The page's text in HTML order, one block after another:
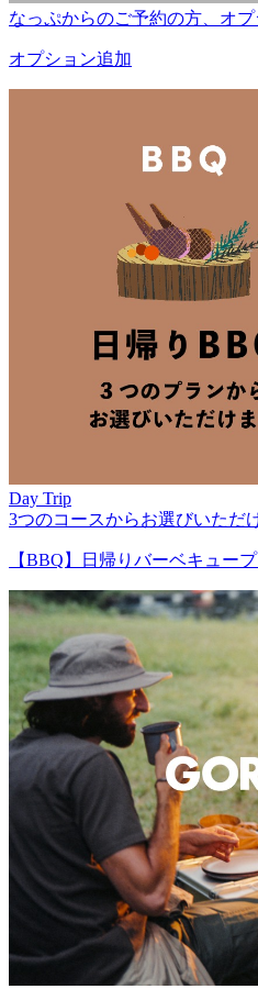
なっぷからのご予約の方、オ
オプション追加
Day Trip
3つのコースからお選びいただ
【BBQ】日帰りバーベキュー